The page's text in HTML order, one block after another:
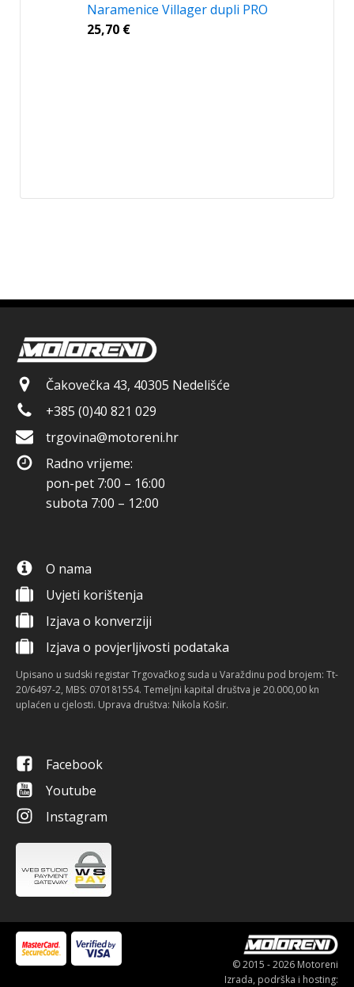
Naramenice Villager dupli PRO
25,70 €
Čakovečka 43, 40305 Nedelišće
+385 (0)40 821 029
trgovina@motoreni.hr
Radno vrijeme:
pon-pet 7:00 – 16:00
subota 7:00 – 12:00
O nama
Uvjeti korištenja
Izjava o konverziji
Izjava o povjerljivosti podataka
Upisano u sudski registar Trgovačkog suda u Varaždinu pod brojem: Tt-
20/6497-2, MBS: 070181554. Temeljni kapital društva je 20.000,00 kn
uplaćen u cjelosti. Uprava društva: Nikola Košir.
Facebook
Youtube
Instagram
© 2015 - 2026 Motoreni
Izrada, podrška i hosting: